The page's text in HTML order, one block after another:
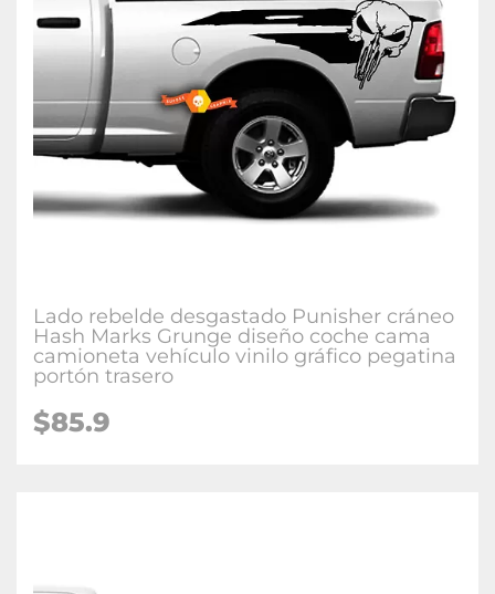
Lado rebelde desgastado Punisher cráneo
Hash Marks Grunge diseño coche cama
camioneta vehículo vinilo gráfico pegatina
portón trasero
$85.9